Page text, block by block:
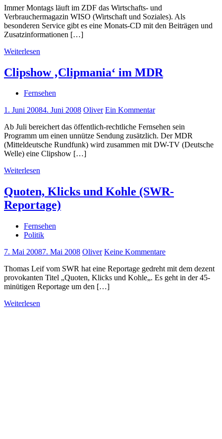
Immer Montags läuft im ZDF das Wirtschafts- und
Verbrauchermagazin WISO (Wirtschaft und Soziales). Als
besonderen Service gibt es eine Monats-CD mit den Beiträgen und
Zusatzinformationen […]
Weiterlesen
Clipshow ‚Clipmania‘ im MDR
Fernsehen
1. Juni 20084. Juni 2008 Oliver Ein Kommentar
Ab Juli bereichert das öffentlich-rechtliche Fernsehen sein
Programm um einen unnütze Sendung zusätzlich. Der MDR
(Mitteldeutsche Rundfunk) wird zusammen mit DW-TV (Deutsche
Welle) eine Clipshow […]
Weiterlesen
Quoten, Klicks und Kohle (SWR-
Reportage)
Fernsehen
Politik
7. Mai 20087. Mai 2008 Oliver Keine Kommentare
Thomas Leif vom SWR hat eine Reportage gedreht mit dem dezent
provokanten Titel „Quoten, Klicks und Kohle„. Es geht in der 45-
minütigen Reportage um den […]
Weiterlesen